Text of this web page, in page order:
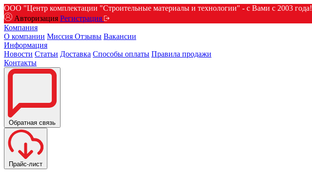
ООО "Центр комплектации "Строительные материалы и технологии" - с Вами с 2003 года!
Авторизация Регистрация
Компания
О компании Миссия Отзывы Вакансии
Информация
Новости Статьи Доставка Способы оплаты Правила продажи
Контакты
Обратная связь
Прайс-лист